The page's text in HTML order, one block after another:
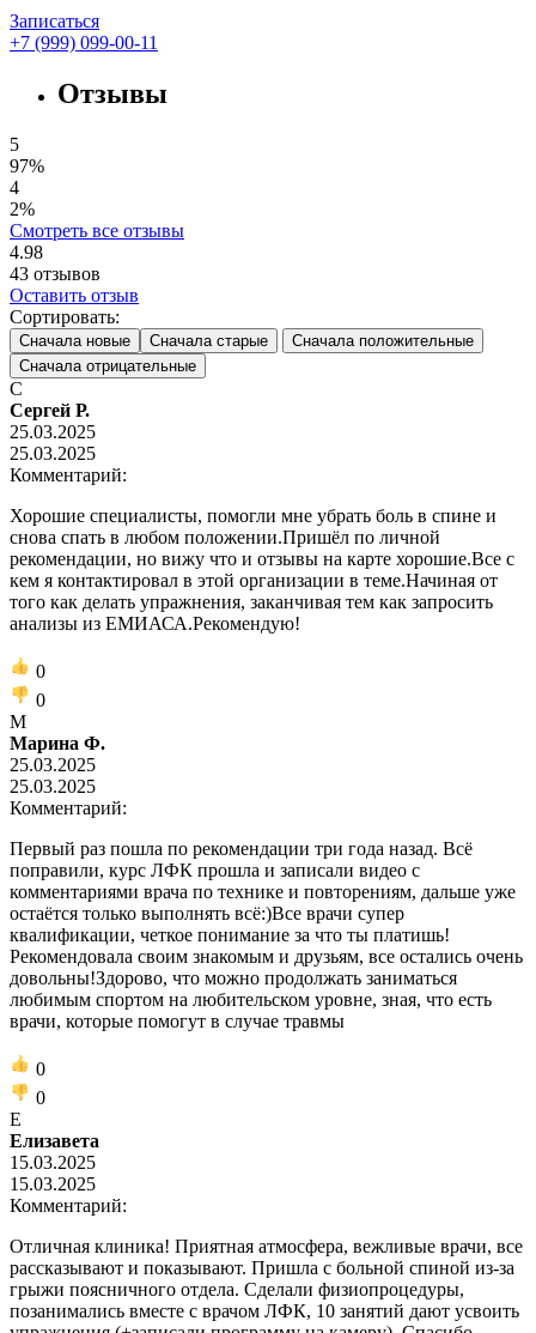
Записаться
+7 (999) 099-00-11
Отзывы
5
97%
4
2%
Смотреть все отзывы
4.98
43 отзывов
Оставить отзыв
Сортировать:
Сначала новые Сначала старые
Сначала положительные
Сначала отрицательные
С
Сергей Р.
25.03.2025
25.03.2025
Комментарий:
Хорошие специалисты, помогли мне убрать боль в спине и
снова спать в любом положении.Пришёл по личной
рекомендации, но вижу что и отзывы на карте хорошие.Все с
кем я контактировал в этой организации в теме.Начиная от
того как делать упражнения, заканчивая тем как запросить
анализы из ЕМИАСА.Рекомендую!
0
0
М
Марина Ф.
25.03.2025
25.03.2025
Комментарий:
Первый раз пошла по рекомендации три года назад. Всё
поправили, курс ЛФК прошла и записали видео с
комментариями врача по технике и повторениям, дальше уже
остаётся только выполнять всё:)Все врачи супер
квалификации, четкое понимание за что ты платишь!
Рекомендовала своим знакомым и друзьям, все остались очень
довольны!Здорово, что можно продолжать заниматься
любимым спортом на любительском уровне, зная, что есть
врачи, которые помогут в случае травмы
0
0
Е
Елизавета
15.03.2025
15.03.2025
Комментарий:
Отличная клиника! Приятная атмосфера, вежливые врачи, все
рассказывают и показывают. Пришла с больной спиной из-за
грыжи поясничного отдела. Сделали физиопроцедуры,
позанимались вместе с врачом ЛФК, 10 занятий дают усвоить